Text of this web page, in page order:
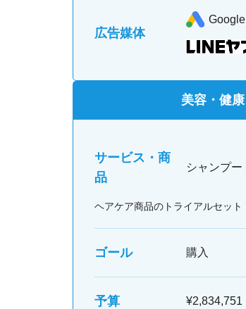
広告媒体
Google
美容・健康
サービス・商
品
シャンプー
ヘアケア商品のトライアルセット
ゴール 購入
予算 ¥2,834,751